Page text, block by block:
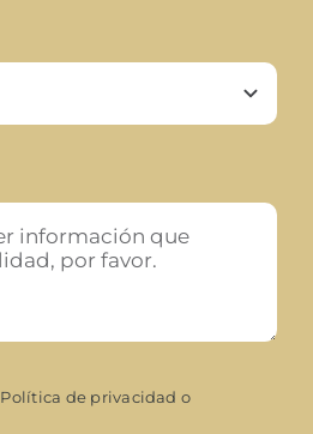
Política de privacidad o